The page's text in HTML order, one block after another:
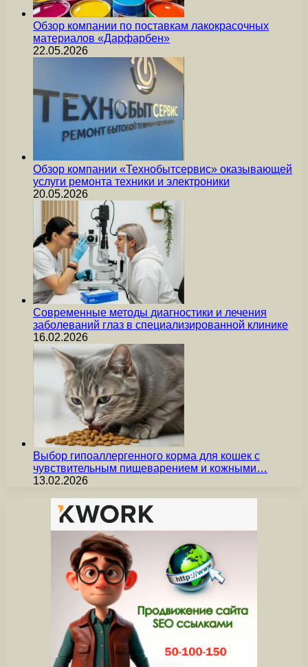
Обзор компании по поставкам лакокрасочных
материалов «Дарфарбен»
22.05.2026
Обзор компании «Технобытсервис» оказывающей
услуги ремонта техники и электроники
20.05.2026
Современные методы диагностики и лечения
заболеваний глаз в специализированной клинике
16.02.2026
Выбор гипоаллергенного корма для кошек с
чувствительным пищеварением и кожными…
13.02.2026